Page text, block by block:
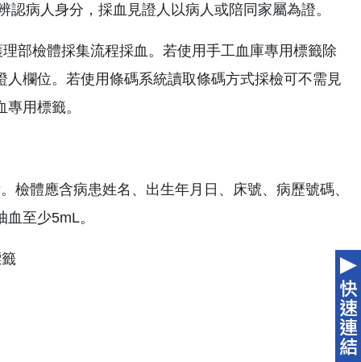
病人身分，採血見證人以病人或陪同家屬為證。
部檢體採集流程採血。若使用手工血庫專用標籤除
欄位。若使用條碼系統讀取條碼方式採檢可不需見
用標籤。
檢體應含病患姓名、出生年月日、床號、病歷號碼、
至少5mL。